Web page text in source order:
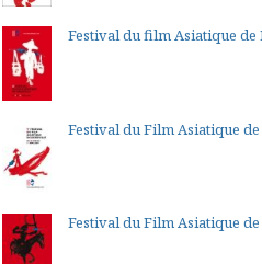
Festival du film Asiatique de
Festival du Film Asiatique
Festival du Film Asiatique